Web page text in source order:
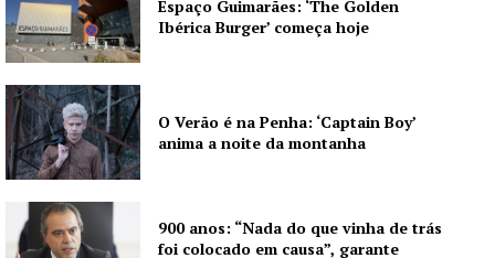
Espaço Guimarães: ‘The Golden
Ibérica Burger’ começa hoje
O Verão é na Penha: ‘Captain Boy’
anima a noite da montanha
900 anos: “Nada do que vinha de trás
foi colocado em causa”, garante